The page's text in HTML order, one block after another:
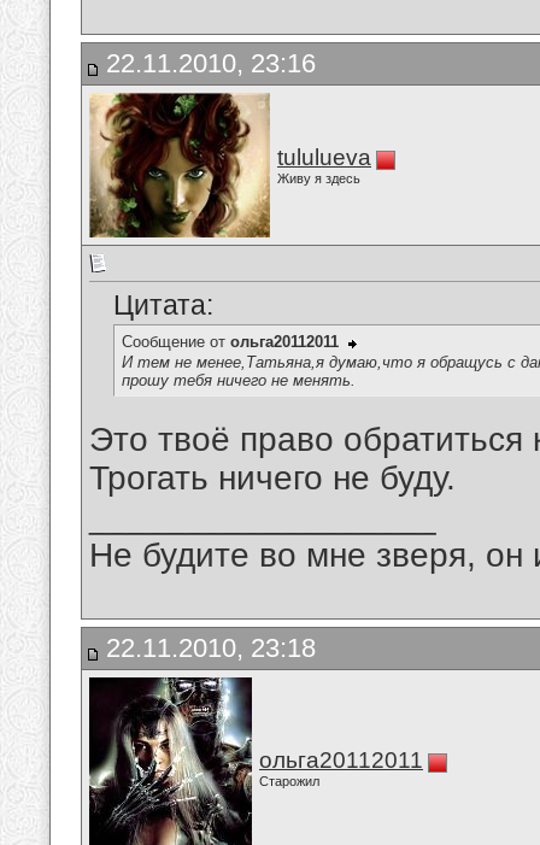
22.11.2010, 23:16
tululueva
Живу я здесь
Цитата:
Сообщение от ольга20112011
И тем не менее,Татьяна,я думаю,что я обращусь с
прошу тебя ничего не менять.
Это твоё право обратиться
Трогать ничего не буду.
Не будите во мне зверя, он
22.11.2010, 23:18
ольга20112011
Старожил